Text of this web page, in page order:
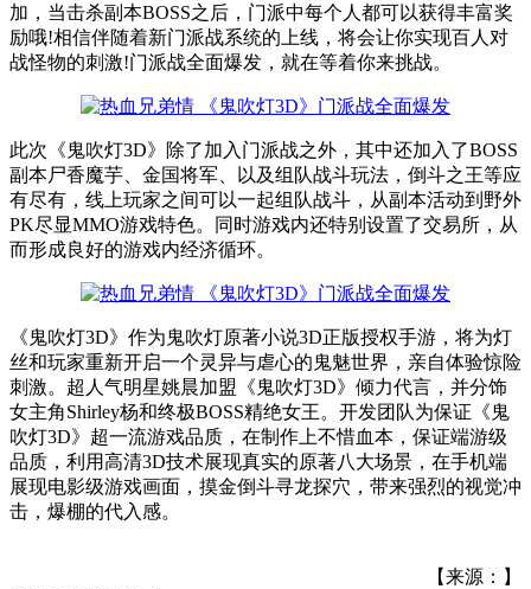
加，当击杀副本BOSS之后，门派中每个人都可以获得丰富奖
励哦!相信伴随着新门派战系统的上线，将会让你实现百人对
战怪物的刺激!门派战全面爆发，就在等着你来挑战。
此次《鬼吹灯3D》除了加入门派战之外，其中还加入了BOSS
副本尸香魔芋、金国将军、以及组队战斗玩法，倒斗之王等应
有尽有，线上玩家之间可以一起组队战斗，从副本活动到野外
PK尽显MMO游戏特色。同时游戏内还特别设置了交易所，从
而形成良好的游戏内经济循环。
《鬼吹灯3D》作为鬼吹灯原著小说3D正版授权手游，将为灯
丝和玩家重新开启一个灵异与虐心的鬼魅世界，亲自体验惊险
刺激。超人气明星姚晨加盟《鬼吹灯3D》倾力代言，并分饰
女主角Shirley杨和终极BOSS精绝女王。开发团队为保证《鬼
吹灯3D》超一流游戏品质，在制作上不惜血本，保证端游级
品质，利用高清3D技术展现真实的原著八大场景，在手机端
展现电影级游戏画面，摸金倒斗寻龙探穴，带来强烈的视觉冲
击，爆棚的代入感。
【来源：】